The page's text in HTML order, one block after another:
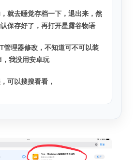
就去睡觉存档一下，退出来，然
保存好了，再打开星露谷物语
管理器修改，不知道可不可以装
我没用安卓玩
可以搜搜看看，